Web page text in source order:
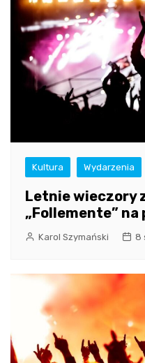
Kultura Wydarzenia
Letnie wieczory
„Follemente” na
Karol Szymański 8